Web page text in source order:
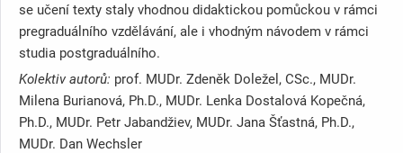
se učení texty staly vhodnou didaktickou pomůckou v rámci
pregraduálního vzdělávání, ale i vhodným návodem v rámci
studia postgraduálního.
Kolektiv autorů: prof. MUDr. Zdeněk Doležel, CSc., MUDr.
Milena Burianová, Ph.D., MUDr. Lenka Dostalová Kopečná,
Ph.D., MUDr. Petr Jabandžiev, MUDr. Jana Šťastná, Ph.D.,
MUDr. Dan Wechsler